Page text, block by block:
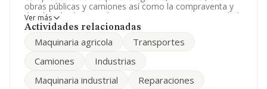
obras públicas y camiones así como la compraventa y
distribución de recambios. La empresa es una Sociedad
Limitada. La actividad de referencia CNAE corresponde
actividad en mercados exteriores.
Ha tenido un 33% más de empleados y teniendo en
dispuesto de un número de empleados por encima de la
Ver más
Actividades relacionadas
Maquinaria agricola
Transportes
Camiones
Industrias
Maquinaria industrial
Reparaciones